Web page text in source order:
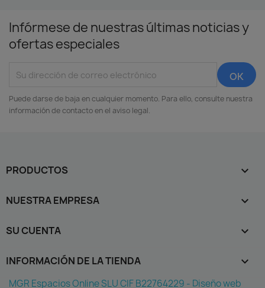
Infórmese de nuestras últimas noticias y
ofertas especiales
Puede darse de baja en cualquier momento. Para ello, consulte nuestra
información de contacto en el aviso legal.
PRODUCTOS 
NUESTRA EMPRESA 
SU CUENTA 
INFORMACIÓN DE LA TIENDA keyboard_arrow_down
MGR Espacios Online SLU CIF B22764229 - Diseño web